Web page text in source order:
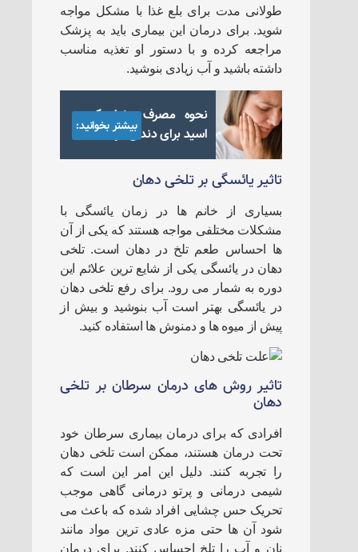
طولانی مدت برای بلع غذا با مشکل مواجه
شوید. برای درمان این بیماری باید به پزشک
مراجعه کرده و با دستور او تغذیه مناسب
داشته باشید و آب زیادی بنوشید.
نحوه مصرف مفنامیک
اسید برای دندان دردبیشتر بخوانید:
تاثیر یائسگی بر تلخی دهان
بسیاری از خانم ها در زمان یائسگی با
مشکلات مختلفی مواجه هستند که یکی از آن
ها احساس طعم تلخ در دهان است. تلخی
دهان در یائسگی یکی از شایع ترین علائم این
دوره به شمار می رود. برای رفع تلخی دهان
در یائسگی بهتر است آب بنوشید و بیش از
پیش از میوه ها و دمنوش ها استفاده کنید.
تاثیر روش های درمان سرطان بر تلخی
دهان
افرادی که برای درمان بیماری سرطان خود
تحت درمان هستند، ممکن است تلخی دهان
را تجربه کنند. دلیل این امر این است که
شیمی درمانی و پرتو درمانی گاهی موجب
تحریک حس چشایی افراد شده که باعث می
شود آن ها حتی مزه عادی ترین مواد مانند
نان و آب را تلخ احساس کنند. برای درمان